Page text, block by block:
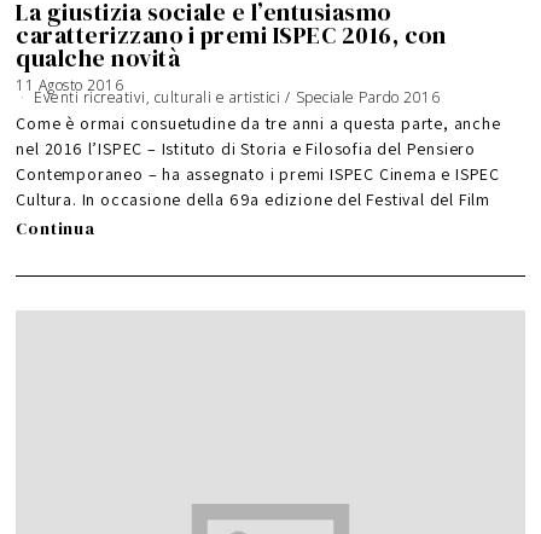
La giustizia sociale e l’entusiasmo
caratterizzano i premi ISPEC 2016, con
qualche novità
11 Agosto 2016
Eventi ricreativi, culturali e artistici / Speciale Pardo 2016
Come è ormai consuetudine da tre anni a questa parte, anche
nel 2016 l’ISPEC – Istituto di Storia e Filosofia del Pensiero
Contemporaneo – ha assegnato i premi ISPEC Cinema e ISPEC
Cultura. In occasione della 69a edizione del Festival del Film
Continua